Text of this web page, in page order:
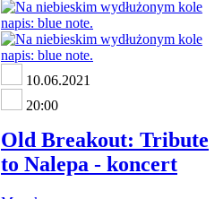
10.06.2021
20:00
Old Breakout: Tribute
to Nalepa - koncert